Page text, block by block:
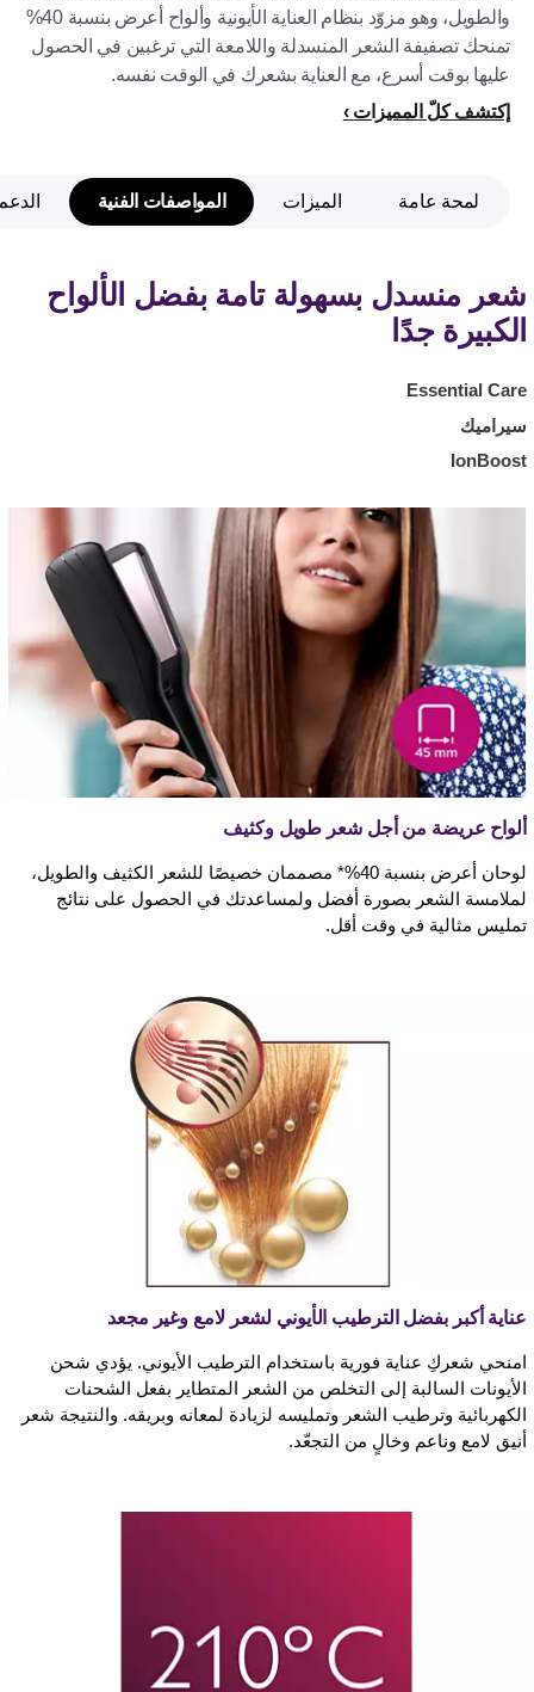
والطويل، وهو مزوّد بنظام العناية الأيونية وألواح أعرض بنسبة 40%
تمنحك تصفيفة الشعر المنسدلة واللامعة التي ترغبين في الحصول
عليها بوقت أسرع، مع العناية بشعرك في الوقت نفسه.
إكتشف كلّ المميزات
لمحة عامة الميزات المواصفات الفنية
شعر منسدل بسهولة تامة بفضل الألواح
الكبيرة جدًا
Essential Care
سيراميك
IonBoost
ألواح عريضة من أجل شعر طويل وكثيف
لوحان أعرض بنسبة 40%* مصممان خصيصًا للشعر الكثيف والطويل،
لملامسة الشعر بصورة أفضل ولمساعدتك في الحصول على نتائج
تمليس مثالية في وقت أقل.
عناية أكبر بفضل الترطيب الأيوني لشعر لامع وغير مجعد
امنحي شعركِ عناية فورية باستخدام الترطيب الأيوني. يؤدي شحن
الأيونات السالبة إلى التخلص من الشعر المتطاير بفعل الشحنات
الكهربائية وترطيب الشعر وتمليسه لزيادة لمعانه وبريقه. والنتيجة شعر
أنيق لامع وناعم وخالٍ من التجعّد.